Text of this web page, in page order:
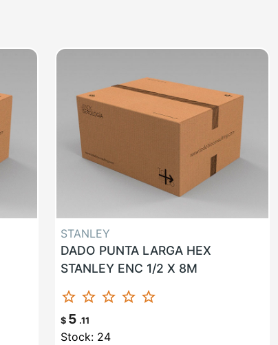
STANLEY
DADO PUNTA LARGA HEX
STANLEY ENC 1/2 X 8M
star_border star_border star_border star_border star_border
$ 5 .11
Stock: 24